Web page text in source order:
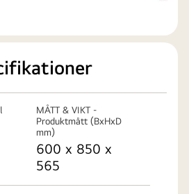
MÅTT & VIKT -
Produktmått (BxHxD
mm)
600 x 850 x
565